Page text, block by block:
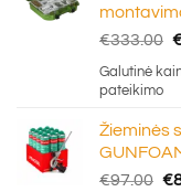
€333.00
Galutinė
pateikimo
Žieminės
€97.00 €